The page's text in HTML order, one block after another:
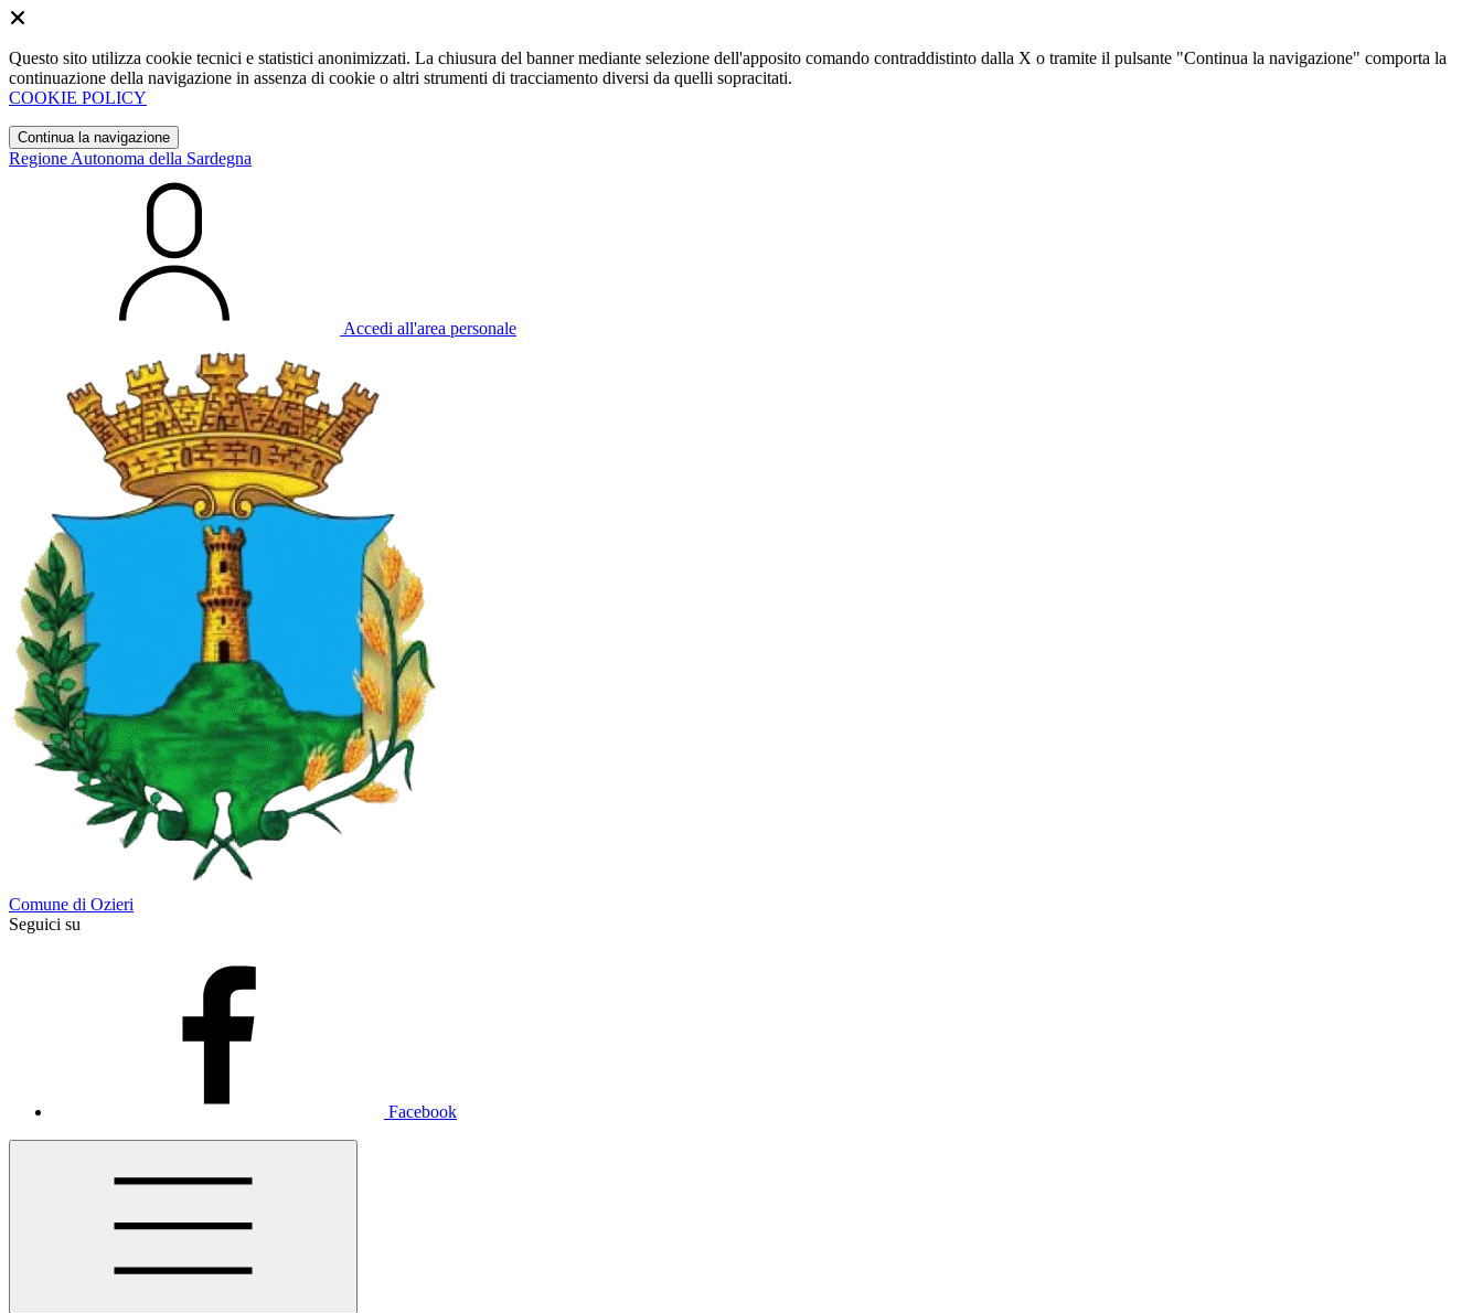
Questo sito utilizza cookie tecnici e statistici anonimizzati. La chiusura del banner mediante selezione dell'apposito comando contraddistinto dalla X o tramite il pulsante "Continua la navigazione" comporta la
continuazione della navigazione in assenza di cookie o altri strumenti di tracciamento diversi da quelli sopracitati.
COOKIE POLICY
Continua la navigazione
Regione Autonoma della Sardegna
Accedi all'area personale
Comune di Ozieri
Seguici su
Facebook